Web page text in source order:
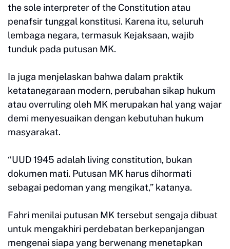
the sole interpreter of the Constitution atau
penafsir tunggal konstitusi. Karena itu, seluruh
lembaga negara, termasuk Kejaksaan, wajib
tunduk pada putusan MK.
Ia juga menjelaskan bahwa dalam praktik
ketatanegaraan modern, perubahan sikap hukum
atau overruling oleh MK merupakan hal yang wajar
demi menyesuaikan dengan kebutuhan hukum
masyarakat.
“UUD 1945 adalah living constitution, bukan
dokumen mati. Putusan MK harus dihormati
sebagai pedoman yang mengikat,” katanya.
Fahri menilai putusan MK tersebut sengaja dibuat
untuk mengakhiri perdebatan berkepanjangan
mengenai siapa yang berwenang menetapkan